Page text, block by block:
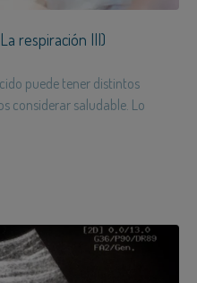
respiración III)
puede tener distintos
considerar saludable. Lo